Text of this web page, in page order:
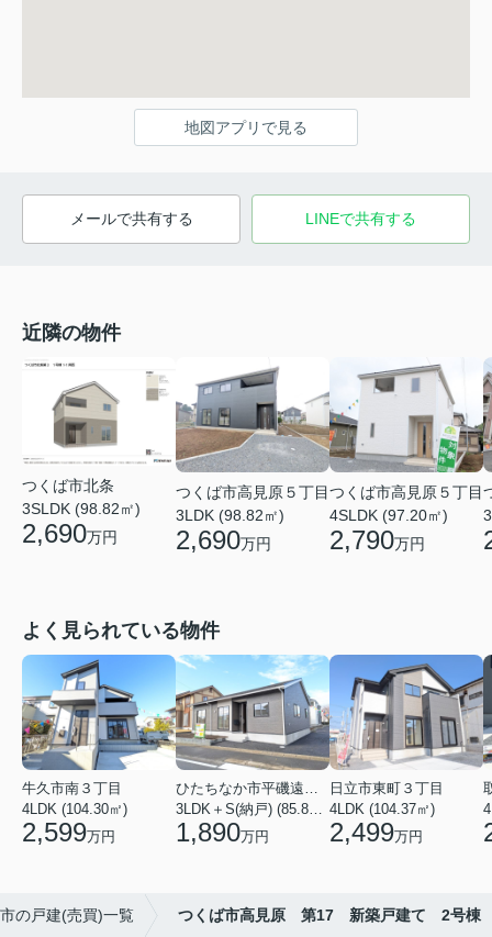
地図アプリで見る
メールで共有する LINEで共有する
近隣の物件
つくば市北条
3SLDK (98.82㎡)
2,690万円
つくば市高見原５丁目
3LDK (98.82㎡)
2,690万円
つくば市高見原５丁目
4SLDK (97.20㎡)
2,790万円
よく見られている物件
牛久市南３丁目
4LDK (104.30㎡)
2,599万円
ひたちなか市平磯遠原町
3LDK＋S(納戸) (85.86㎡)
1,890万円
日立市東町３丁目
4LDK (104.37㎡)
2,499万円
の戸建(売買)一覧 つくば市高見原 第17 新築戸建て 2号棟